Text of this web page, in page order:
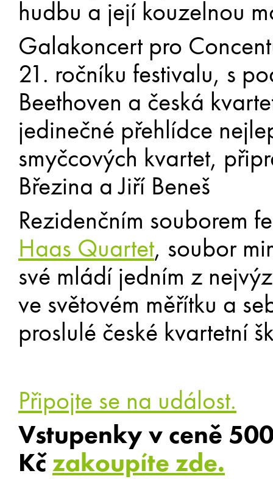
hudbu a její kouzelnou
Galakoncert pro
21. ročníku festivalu, s
Beethoven a česká
jedinečné přehlídce
smyčcových kvartet,
Březina a Jiří Beneš
Rezidenčním souborem
Haas Quartet, soubor
své mládí jedním z
ve světovém měřítku a
proslulé české kvartetní
Připojte se na událost.
Vstupenky v ceně
Kčzakoupíte zde.